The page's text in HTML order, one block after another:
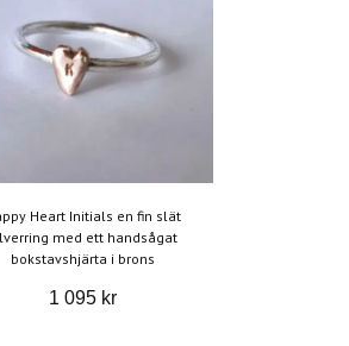
Heart Initials en fin slät
med ett handsågat
bokstavshjärta i brons
1 095 kr